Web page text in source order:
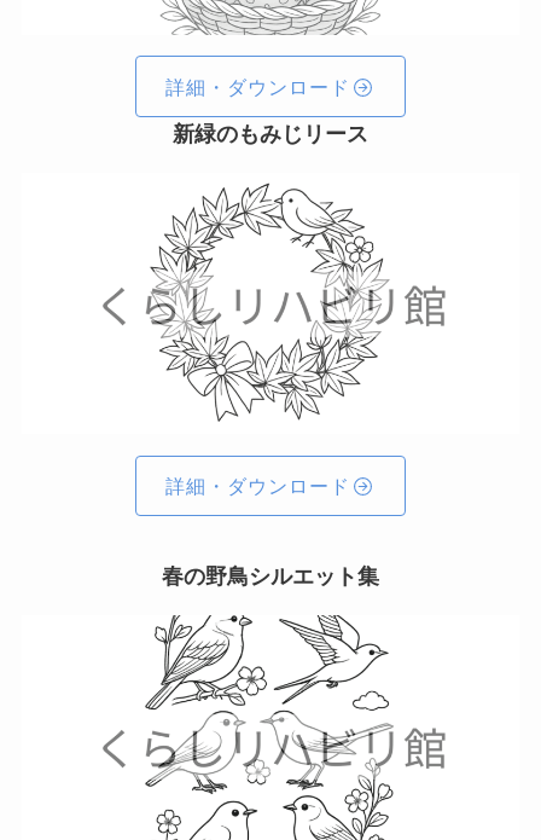
詳細・ダウンロード
新緑のもみじリース
詳細・ダウンロード
春の野鳥シルエット集